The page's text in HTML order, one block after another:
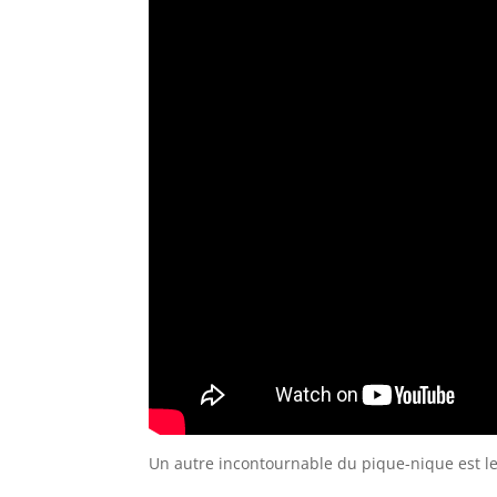
Un autre incontournable du pique-nique est